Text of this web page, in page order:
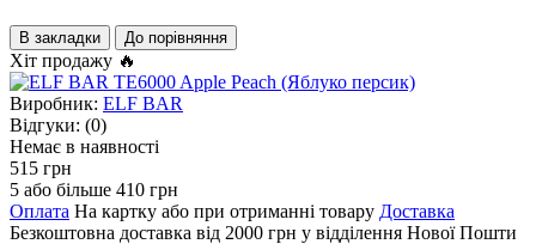
В закладки До порівняння
Хіт продажу 🔥
Виробник: ELF BAR
Відгуки: (0)
Немає в наявності
515 грн
5 або більше 410 грн
Оплата На картку або при отриманні товару Доставка
Безкоштовна доставка від 2000 грн у відділення Нової Пошти